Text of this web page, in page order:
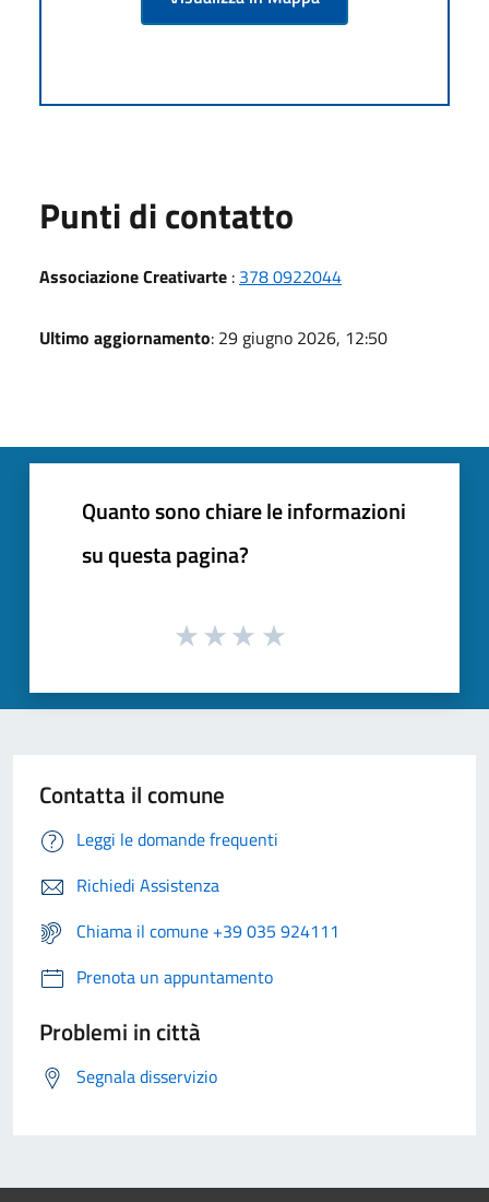
Punti di contatto
Associazione Creativarte : 378 0922044
Ultimo aggiornamento: 29 giugno 2026, 12:50
Quanto sono chiare le informazioni
su questa pagina?
Contatta il comune
Leggi le domande frequenti
Richiedi Assistenza
Chiama il comune +39 035 924111
Prenota un appuntamento
Problemi in città
Segnala disservizio